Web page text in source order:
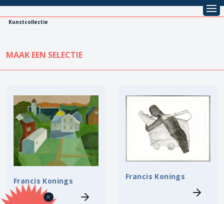
Kunstcollectie
MAAK EEN SELECTIE
KUNSTCOLLECTIE
Alle kunstwerken
Koopprijs
Vestiging
Stijl
Onderwerp
Francis Konings Francis Konings